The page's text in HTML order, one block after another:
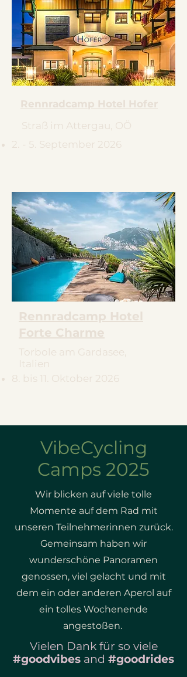
Rennradcamp Hotel Hofer
Straß im Attergau, OÖ
2. - 5. September 2026
8. bis 11. Oktober 2026
Rennradcamp Hotel
Forte Charme
Torbole am Gardasee,
Italien
VibeCycling
Camps 2025
Wir blicken auf viele tolle
Momente auf dem Rad mit
unseren Teilnehmerinnen zurück.
Gemeinsam haben wir
wunderschöne Panoramen
genossen, viel gelacht und mit
dem ein oder anderen Aperol auf
ein tolles Wochenende
angestoßen.
Vielen Dank für so viele
#goodvibes and #goodrides